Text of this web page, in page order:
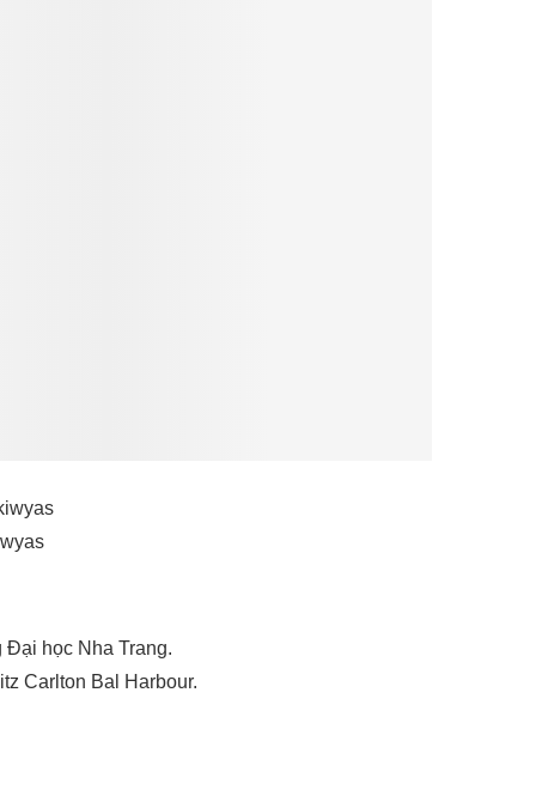
Đại học Nha Trang.
Carlton Bal Harbour.